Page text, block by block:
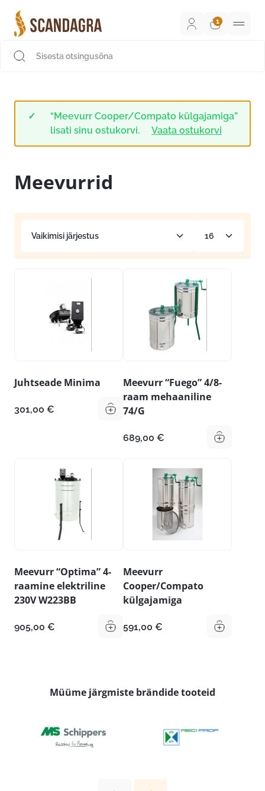
sisu
juurde
“Meevurr Cooper/Compato külgajamiga”
lisati sinu ostukorvi.
Vaata ostukorvi
Meevurrid
Juhtseade Minima
301,00 €
Meevurr “Fuego” 4/8-
raam mehaaniline
74/G
689,00 €
Meevurr “Optima” 4-
raamine elektriline
230V W223BB
905,00 €
Meevurr
Cooper/Compato
külgajamiga
591,00 €
Müüme järgmiste brändide tooteid